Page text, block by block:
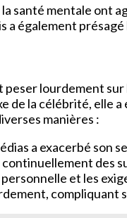
santé mentale ont
a également présagé
lourdement sur
de la célébrité, elle
manières :
a exacerbé son
des
et les
compliquant